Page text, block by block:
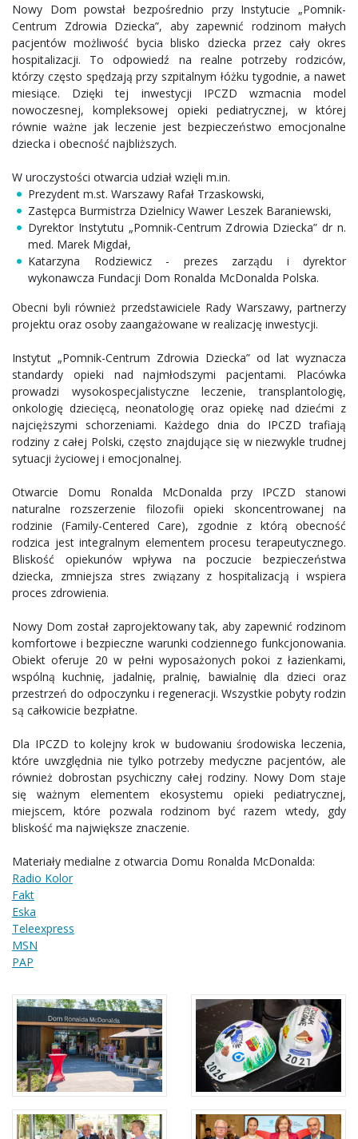
Nowy Dom powstał bezpośrednio przy Instytucie „Pomnik-
Centrum Zdrowia Dziecka”, aby zapewnić rodzinom małych
pacjentów możliwość bycia blisko dziecka przez cały okres
hospitalizacji. To odpowiedź na realne potrzeby rodziców,
którzy często spędzają przy szpitalnym łóżku tygodnie, a nawet
miesiące. Dzięki tej inwestycji IPCZD wzmacnia model
nowoczesnej, kompleksowej opieki pediatrycznej, w której
równie ważne jak leczenie jest bezpieczeństwo emocjonalne
dziecka i obecność najbliższych.
W uroczystości otwarcia udział wzięli m.in.
Prezydent m.st. Warszawy Rafał Trzaskowski,
Zastępca Burmistrza Dzielnicy Wawer Leszek Baraniewski,
Dyrektor Instytutu „Pomnik-Centrum Zdrowia Dziecka” dr n.
med. Marek Migdał,
Katarzyna Rodziewicz - prezes zarządu i dyrektor
wykonawcza Fundacji Dom Ronalda McDonalda Polska.
Obecni byli również przedstawiciele Rady Warszawy, partnerzy
projektu oraz osoby zaangażowane w realizację inwestycji.
Instytut „Pomnik-Centrum Zdrowia Dziecka” od lat wyznacza
standardy opieki nad najmłodszymi pacjentami. Placówka
prowadzi wysokospecjalistyczne leczenie, transplantologię,
onkologię dziecięcą, neonatologię oraz opiekę nad dziećmi z
najcięższymi schorzeniami. Każdego dnia do IPCZD trafiają
rodziny z całej Polski, często znajdujące się w niezwykle trudnej
sytuacji życiowej i emocjonalnej.
Otwarcie Domu Ronalda McDonalda przy IPCZD stanowi
naturalne rozszerzenie filozofii opieki skoncentrowanej na
rodzinie (Family-Centered Care), zgodnie z którą obecność
rodzica jest integralnym elementem procesu terapeutycznego.
Bliskość opiekunów wpływa na poczucie bezpieczeństwa
dziecka, zmniejsza stres związany z hospitalizacją i wspiera
proces zdrowienia.
Nowy Dom został zaprojektowany tak, aby zapewnić rodzinom
komfortowe i bezpieczne warunki codziennego funkcjonowania.
Obiekt oferuje 20 w pełni wyposażonych pokoi z łazienkami,
wspólną kuchnię, jadalnię, pralnię, bawialnię dla dzieci oraz
przestrzeń do odpoczynku i regeneracji. Wszystkie pobyty rodzin
są całkowicie bezpłatne.
Dla IPCZD to kolejny krok w budowaniu środowiska leczenia,
które uwzględnia nie tylko potrzeby medyczne pacjentów, ale
również dobrostan psychiczny całej rodziny. Nowy Dom staje
się ważnym elementem ekosystemu opieki pediatrycznej,
miejscem, które pozwala rodzinom być razem wtedy, gdy
bliskość ma największe znaczenie.
Materiały medialne z otwarcia Domu Ronalda McDonalda:
Radio Kolor
Fakt
Eska
Teleexpress
MSN
PAP